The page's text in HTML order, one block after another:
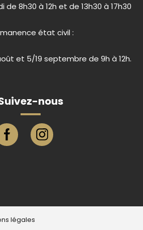
de 8h30 à 12h et de 13h30 à 17h30
état civil :
et 5/19 septembre de 9h à 12h.
nous
Page facebook ville de Eu
Compte instagram ville de
légales